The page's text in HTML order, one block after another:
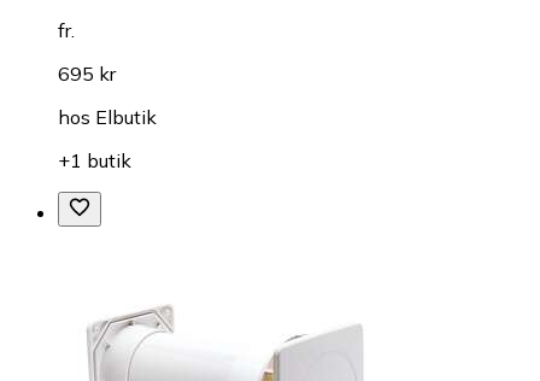
fr.
695 kr
hos Elbutik
+1 butik